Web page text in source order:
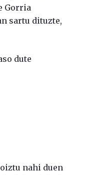
Gorria
sartu dituzte,
dute
nahi duen